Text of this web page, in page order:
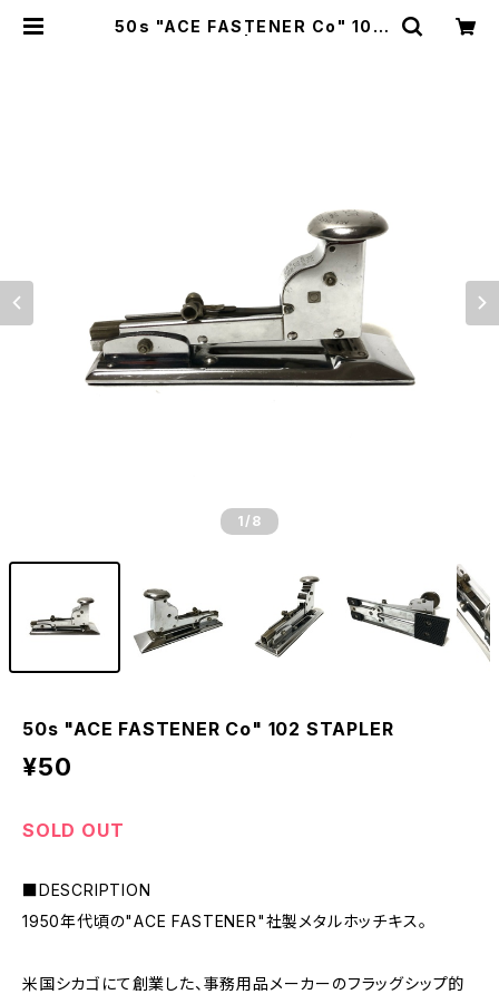
50s "ACE FASTENER Co" 102
1 /8
50s "ACE FASTENER Co" 102 STAPLER
¥50
SOLD OUT
■DESCRIPTION
1950年代頃の"ACE FASTENER"社製メタルホッチキス。
米国シカゴにて創業した、事務用品メーカーのフラッグシップ的